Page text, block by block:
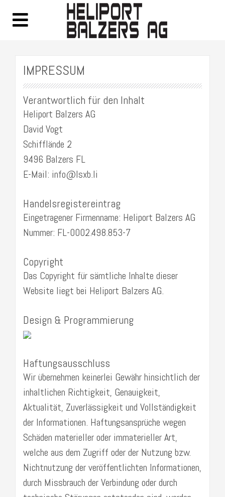
IMPRESSUM
Verantwortlich für den Inhalt
Heliport Balzers AG
David Vogt
Schifflände 2
9496 Balzers FL
E-Mail: info@lsxb.li
Handelsregistereintrag
Eingetragener Firmenname: Heliport Balzers AG
Nummer: FL-0002.498.853-7
Copyright
Das Copyright für sämtliche Inhalte dieser
Website liegt bei Heliport Balzers AG.
Design & Programmierung
Haftungsausschluss
Wir übernehmen keinerlei Gewähr hinsichtlich der
inhaltlichen Richtigkeit, Genauigkeit,
Aktualität, Zuverlässigkeit und Vollständigkeit
der Informationen. Haftungsansprüche wegen
Schäden materieller oder immaterieller Art,
welche aus dem Zugriff oder der Nutzung bzw.
Nichtnutzung der veröffentlichten Informationen,
durch Missbrauch der Verbindung oder durch